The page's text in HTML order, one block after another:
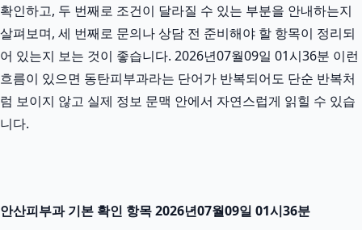
확인하고, 두 번째로 조건이 달라질 수 있는 부분을 안내하는지
살펴보며, 세 번째로 문의나 상담 전 준비해야 할 항목이 정리되
어 있는지 보는 것이 좋습니다. 2026년07월09일 01시36분 이런
흐름이 있으면 동탄피부과라는 단어가 반복되어도 단순 반복처
럼 보이지 않고 실제 정보 문맥 안에서 자연스럽게 읽힐 수 있습
니다.
안산피부과 기본 확인 항목 2026년07월09일 01시36분